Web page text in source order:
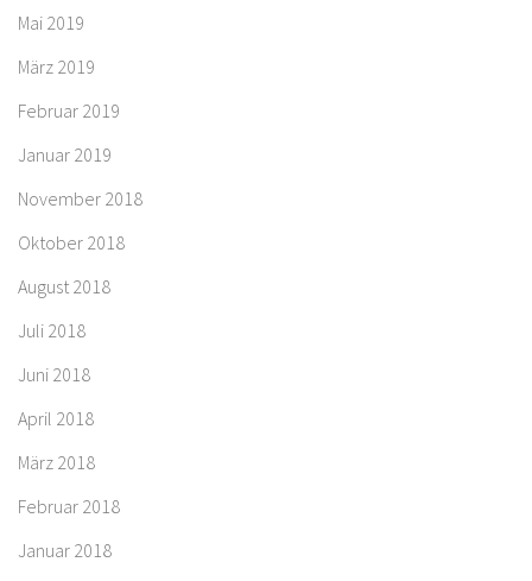
Mai 2019
März 2019
Februar 2019
Januar 2019
November 2018
Oktober 2018
August 2018
Juli 2018
Juni 2018
April 2018
März 2018
Februar 2018
Januar 2018